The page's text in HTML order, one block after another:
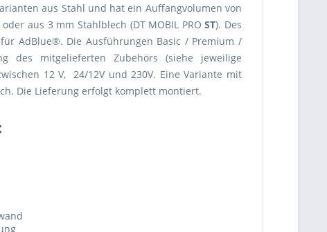
aus Stahl und hat ein Auffangvolumen von
oder aus 3 mm Stahlblech (DT MOBIL PROST). Des
AdBlue®. Die Ausführungen Basic / Premium /
des mitgelieferten Zubehörs (siehe jeweilige
12 V, 24/12V und 230V. Eine Variante mit
Die Lieferung erfolgt komplett montiert.